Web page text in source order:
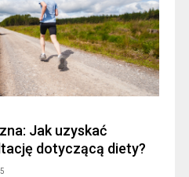
Jak uzyskać
dotyczącą diety?